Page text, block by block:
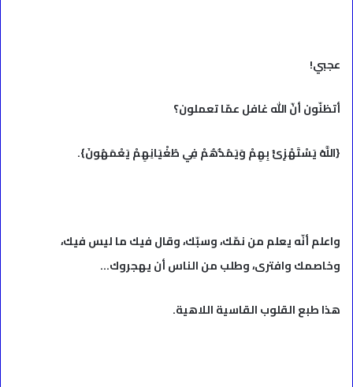
عجبي!
أتظنّون أنّ الله غافل عمّا تعملون؟
{اللَّهُ يَسْتَهْزِئُ بِهِمْ وَيَمُدُّهُمْ فِي طُغْيَانِهِمْ يَعْمَهُونَ}.
واعلم أنّه يعلم من نمّك، وسبّك، وقال فيك ما ليس فيك،
وخاصمك وافترى، وطلب من الناس أن يهجروك…
هذا طبع القلوب القاسية اللاهية.